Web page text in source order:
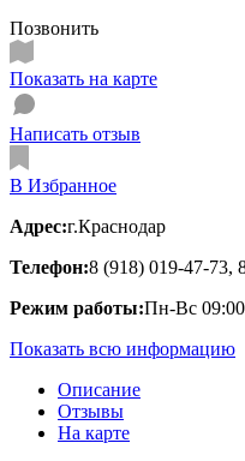
Позвонить
Показать на карте
Написать отзыв
В Избранное
Адрес:г.Краснодар
Телефон:8 (918) 019-47-73,
Режим работы:Пн-Вс
Показать всю информацию
Описание
Отзывы
На карте